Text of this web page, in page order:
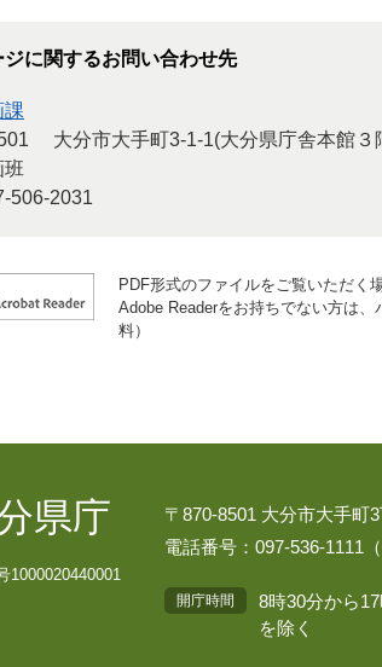
ジに関するお問い合わせ先
課
大分市大手町3-1-1(大分県庁舎本館３
班
506-2031
PDF形式のファイルをご覧いただく
Adobe Readerをお持ちでない方は
料）
県庁
1000020440001
〒870-8501 大分市大手町
電話番号：097-536-1111（
開庁時間
8時30分から
を除く